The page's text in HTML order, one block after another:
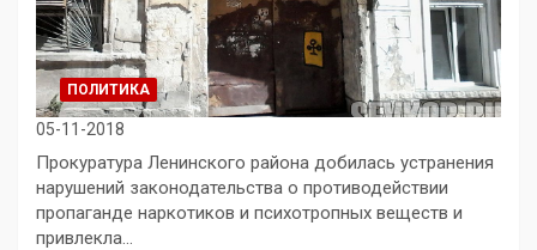
ПОЛИТИКА
05-11-2018
Прокуратура Ленинского района добилась устранения
нарушений законодательства о противодействии
пропаганде наркотиков и психотропных веществ и
привлекла…